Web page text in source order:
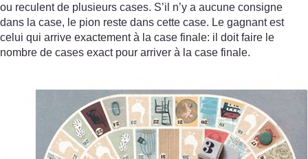
ou reculent de plusieurs cases. S’il n’y a aucune consigne
dans la case, le pion reste dans cette case. Le gagnant est
celui qui arrive exactement à la case finale: il doit faire le
nombre de cases exact pour arriver à la case finale.